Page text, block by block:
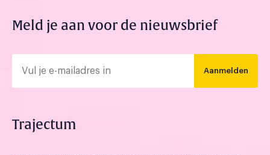
Meld je aan voor de nieuwsbrief
Aanmelden
Trajectum